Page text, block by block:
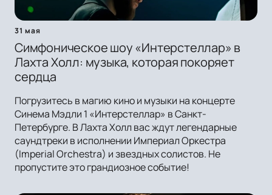
31 мая
Симфоническое шоу «Интерстеллар» в
Лахта Холл: музыка, которая покоряет
сердца
Погрузитесь в магию кино и музыки на концерте
Синема Мэдли 1 «Интерстеллар» в Санкт-
Петербурге. В Лахта Холл вас ждут легендарные
саундтреки в исполнении Империал Оркестра
(Imperial Orchestra) и звездных солистов. Не
пропустите это грандиозное событие!